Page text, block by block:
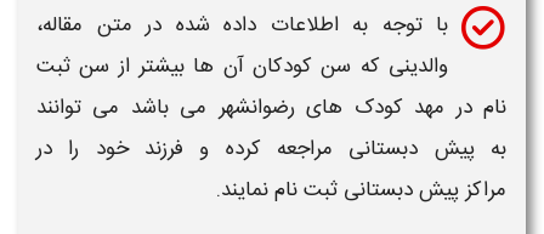
توجه به اطلاعات داده شده در متن مقاله،
که سن کودکان آن ها بیشتر از سن ثبت
مهد کودک هایرضوانشهرمی باشد می توانند
دبستانی مراجعه کرده و فرزند خود را در
دبستانیثبت نام نمایند.